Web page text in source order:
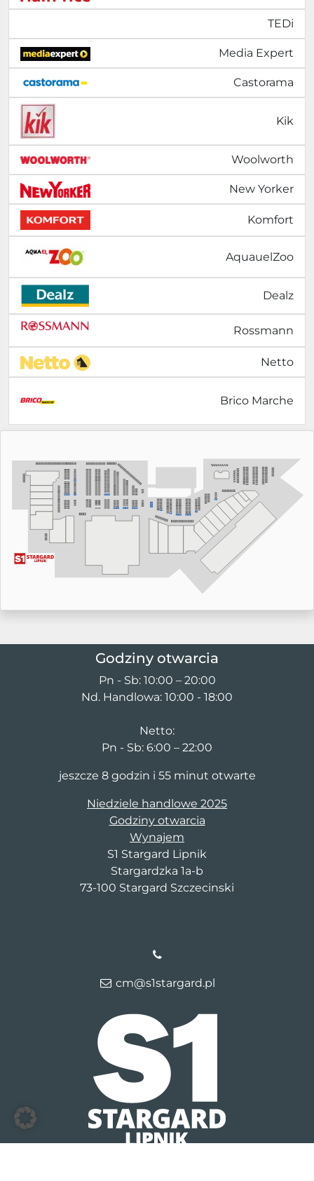
TEDi
Media Expert
Castorama
Kik
Woolworth
New Yorker
Komfort
AquauelZoo
Dealz
Rossmann
Netto
Brico Marche
Godziny otwarcia
Pn - Sb: 10:00 – 20:00
Nd. Handlowa: 10:00 - 18:00
Netto:
Pn - Sb: 6:00 – 22:00
jeszcze 8 godzin i 55 minut otwarte
Niedziele handlowe 2025
Godziny otwarcia
Wynajem
S1 Stargard Lipnik
Stargardzka 1a-b
73-100 Stargard Szczecinski
cm@s1stargard.pl